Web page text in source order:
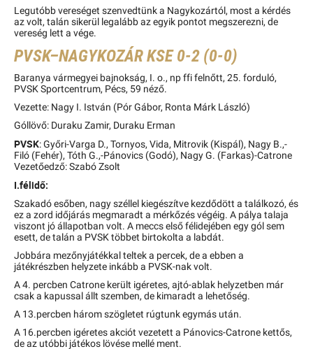
Legutóbb vereséget szenvedtünk a Nagykozártól, most a kérdés
az volt, talán sikerül legalább az egyik pontot megszerezni, de
vereség lett a vége.
PVSK–NAGYKOZÁR KSE 0-2 (0-0)
Baranya vármegyei bajnokság, I. o., np ffi felnőtt, 25. forduló,
PVSK Sportcentrum, Pécs, 59 néző.
Vezette: Nagy I. István (Pór Gábor, Ronta Márk László)
Góllövő: Duraku Zamir, Duraku Erman
PVSK: Győri-Varga D., Tornyos, Vida, Mitrovik (Kispál), Nagy B.,-
Filó (Fehér), Tóth G.,-Pánovics (Godó), Nagy G. (Farkas)-Catrone
Vezetőedző: Szabó Zsolt
I.félidő:
Szakadó esőben, nagy széllel kiegészítve kezdődött a találkozó, és
ez a zord időjárás megmaradt a mérkőzés végéig. A pálya talaja
viszont jó állapotban volt. A meccs első félidejében egy gól sem
esett, de talán a PVSK többet birtokolta a labdát.
Jobbára mezőnyjátékkal teltek a percek, de a ebben a
játékrészben helyzete inkább a PVSK-nak volt.
A 4. percben Catrone került igéretes, ajtó-ablak helyzetben már
csak a kapussal állt szemben, de kimaradt a lehetőség.
A 13.percben három szögletet rúgtunk egymás után.
A 16.percben igéretes akciót vezetett a Pánovics-Catrone kettős,
de az utóbbi játékos lövése mellé ment.